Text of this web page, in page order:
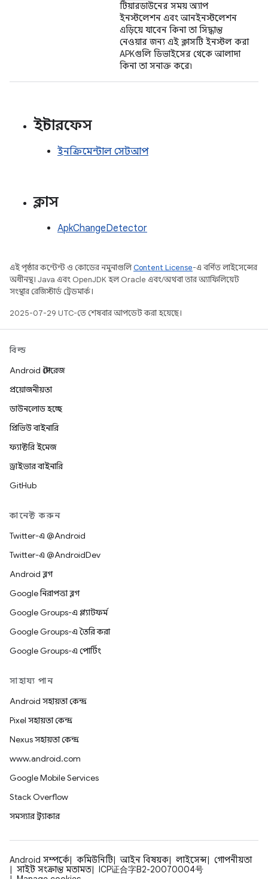
টিয়ারডাউনের সময় অ্যাপ
ইনস্টলেশন এবং আনইনস্টলেশন
এড়িয়ে যাবেন কিনা তা সিদ্ধান্ত
নেওয়ার জন্য এই ক্লাসটি ইনস্টল করা
APKগুলি ডিভাইসের থেকে আলাদা
কিনা তা সনাক্ত করে৷
ইন্টারফেস
ইনক্রিমেন্টাল সেটআপ
ক্লাস
ApkChangeDetector
এই পৃষ্ঠার কন্টেন্ট ও কোডের নমুনাগুলিContent License-এ বর্ণিত লাইসেন্সের
অধীনস্থ। Java এবং OpenJDK হল Oracle এবং/অথবা তার অ্যাফিলিয়েট
সংস্থার রেজিস্টার্ড ট্রেডমার্ক।
2025-07-29 UTC-তে শেষবার আপডেট করা হয়েছে।
বিল্ড
Android স্টোরেজ
প্রয়োজনীয়তা
ডাউনলোড হচ্ছে
প্রিভিউ বাইনারি
ফ্যাক্টরি ইমেজ
ড্রাইভার বাইনারি
GitHub
কানেক্ট করুন
Twitter-এ @Android
Twitter-এ @AndroidDev
Android ব্লগ
Google নিরাপত্তা ব্লগ
Google Groups-এ প্ল্যাটফর্ম
Google Groups-এ তৈরি করা
Google Groups-এ পোর্টিং
সাহায্য পান
Android সহায়তা কেন্দ্র
Pixel সহায়তা কেন্দ্র
Nexus সহায়তা কেন্দ্র
www.android.com
Google Mobile Services
Stack Overflow
সমস্যার ট্র্যাকার
Android সম্পর্কে কমিউনিটি আইন বিষয়ক লাইসেন্স
গোপনীয়তা
সাইট সংক্রান্ত মতামত
ICP证合字B2-20070004号